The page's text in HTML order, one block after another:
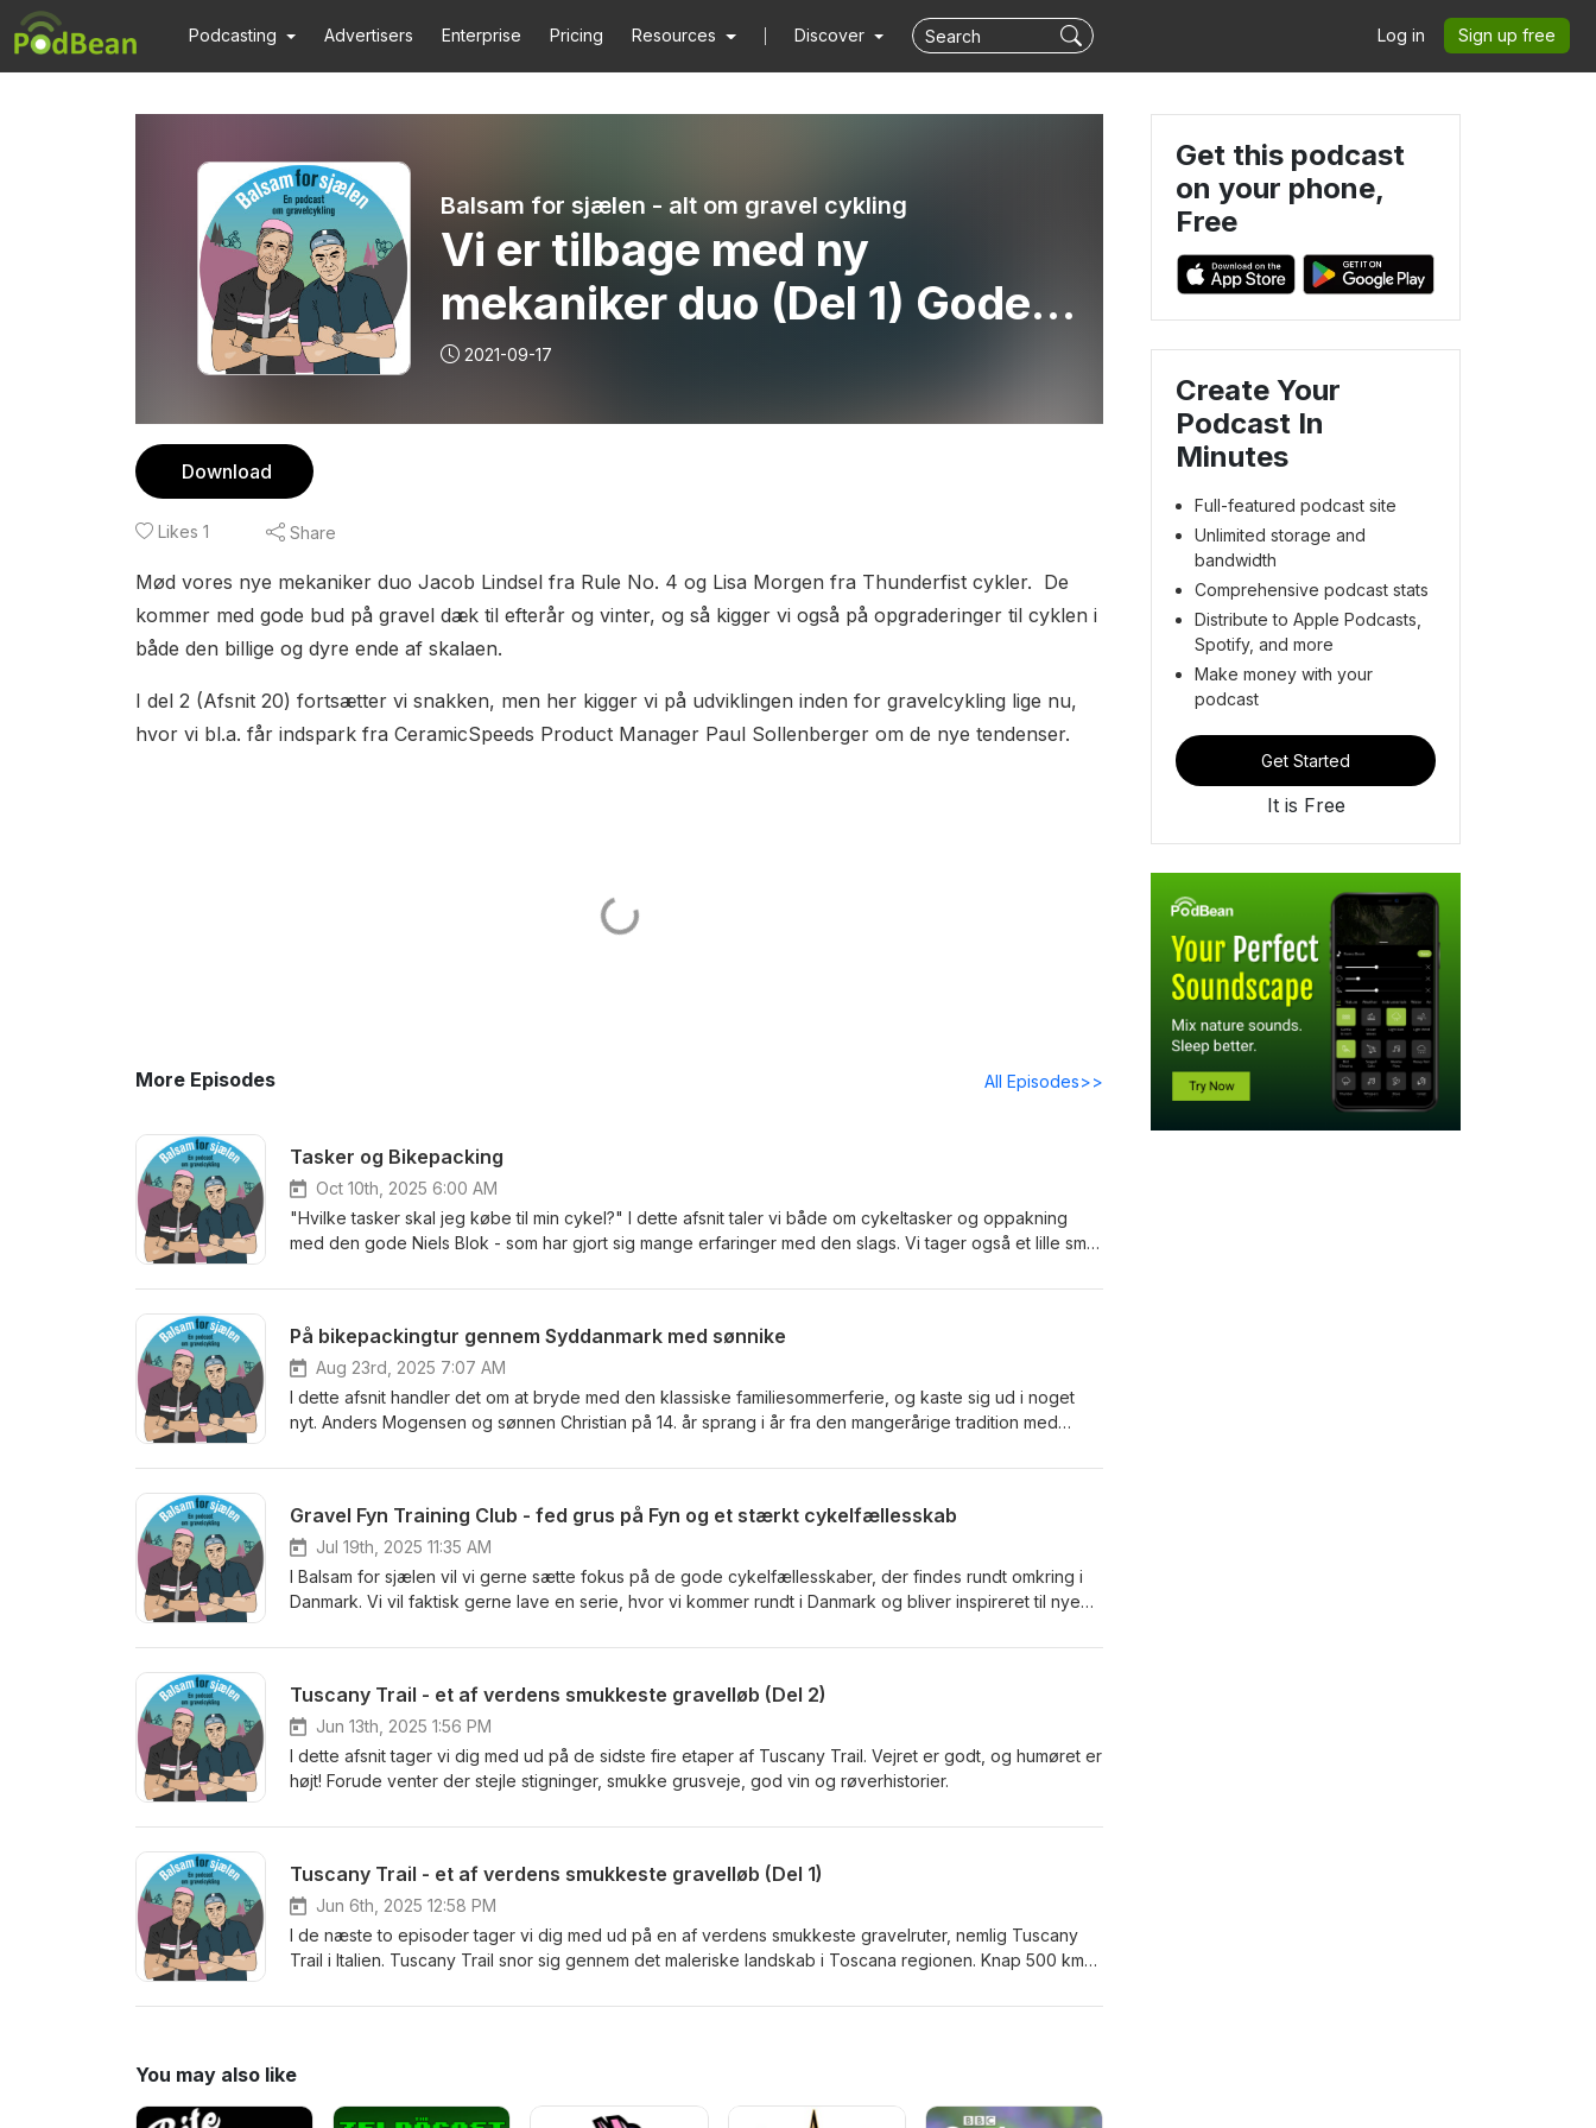
Podcasting Advertisers Enterprise Pricing Resources Discover Log in Sign up free
Balsam for sjælen - alt om gravel cykling
Vi er tilbage med ny
mekaniker duo (Del 1) Gode
gravel dæk og tips til
opgraderinger!
2021-09-17
Download
Likes 1 Share
Mød vores nye mekaniker duo Jacob Lindsel fra Rule No. 4 og Lisa Morgen fra Thunderfist cykler. De
kommer med gode bud på gravel dæk til efterår og vinter, og så kigger vi også på opgraderinger til cyklen i
både den billige og dyre ende af skalaen.
I del 2 (Afsnit 20) fortsætter vi snakken, men her kigger vi på udviklingen inden for gravelcykling lige nu,
hvor vi bl.a. får indspark fra CeramicSpeeds Product Manager Paul Sollenberger om de nye tendenser.
More Episodes All Episodes>>
Tasker og Bikepacking
Oct 10th, 2025 6:00 AM
"Hvilke tasker skal jeg købe til min cykel?" I dette afsnit taler vi både om cykeltasker og oppakning
med den gode Niels Blok - som har gjort sig mange erfaringer med den slags. Vi tager også et lille smut
af Camilla Kirstine, som var på sin første bikepackingtur i år, da hun deltog i Tuscany Trail. Camilla
På bikepackingtur gennem Syddanmark med sønnike
Aug 23rd, 2025 7:07 AM
I dette afsnit handler det om at bryde med den klassiske familiesommerferie, og kaste sig ud i noget
nyt. Anders Mogensen og sønnen Christian på 14. år sprang i år fra den mangerårige tradition med
oppakning. Sammen drog de ud på en 1.200 km lang bikepackingtur gennem Syddanmark. En tur som
Gravel Fyn Training Club - fed grus på Fyn og et stærkt cykelfællesskab
Jul 19th, 2025 11:35 AM
I Balsam for sjælen vil vi gerne sætte fokus på de gode cykelfællesskaber, der findes rundt omkring i
Danmark. Vi vil faktisk gerne lave en serie, hvor vi kommer rundt i Danmark og bliver inspireret til nye
Roland, som er en af stifterne bag foreningen Gravel Fyn Training Club. GFYN er en af danmarks mest
Tuscany Trail - et af verdens smukkeste gravelløb (Del 2)
Jun 13th, 2025 1:56 PM
I dette afsnit tager vi dig med ud på de sidste fire etaper af Tuscany Trail. Vejret er godt, og humøret er
højt! Forude venter der stejle stigninger, smukke grusveje, god vin og røverhistorier.
Tuscany Trail - et af verdens smukkeste gravelløb (Del 1)
Jun 6th, 2025 12:58 PM
I de næste to episoder tager vi dig med ud på en af verdens smukkeste gravelruter, nemlig Tuscany
Trail i Italien. Tuscany Trail snor sig gennem det maleriske landskab i Toscana regionen. Knap 500 km
Tuscany Trail er for et løb. Og mod slut tager vi dig med ud på første etape af dette vanvittige smukke
You may also like
Get this podcast
on your phone,
Free
Create Your
Podcast In
Minutes
Full-featured podcast site
Unlimited storage and
bandwidth
Comprehensive podcast stats
Distribute to Apple Podcasts,
Spotify, and more
Make money with your
podcast
Get Started
It is Free